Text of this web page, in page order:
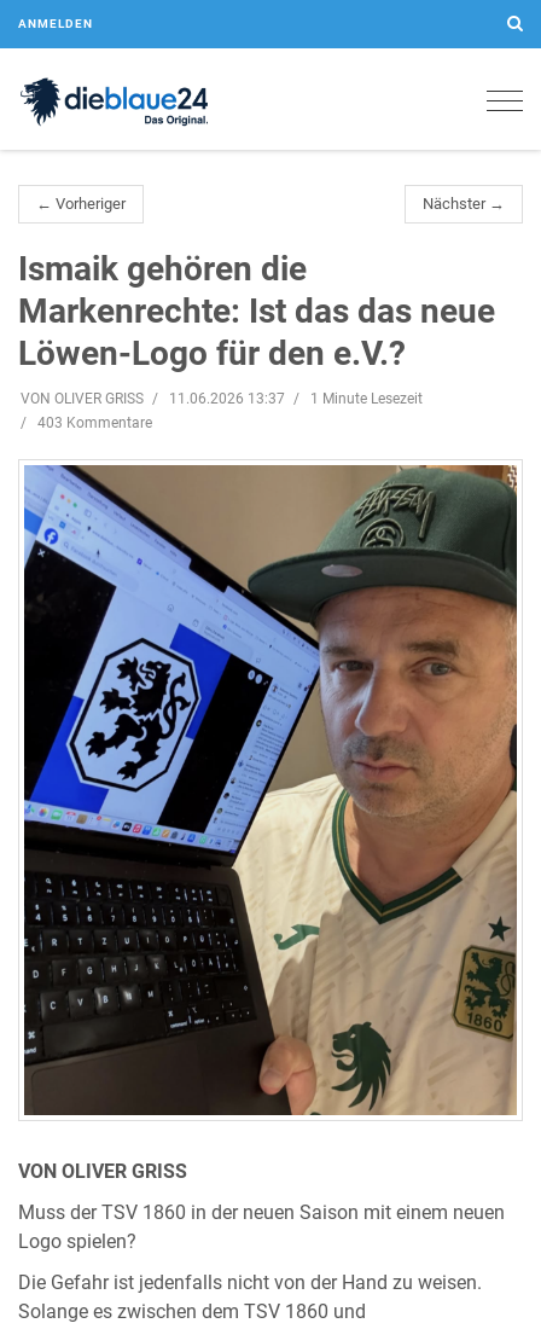
ANMELDEN
← Vorheriger Nächster →
Ismaik gehören die
Markenrechte: Ist das das neue
Löwen-Logo für den e.V.?
VON OLIVER GRISS 11.06.2026 13:37
1 Minute Lesezeit
403 Kommentare
VON OLIVER GRISS
Muss der TSV 1860 in der neuen Saison mit einem neuen
Logo spielen?
Die Gefahr ist jedenfalls nicht von der Hand zu weisen.
Solange es zwischen dem TSV 1860 und